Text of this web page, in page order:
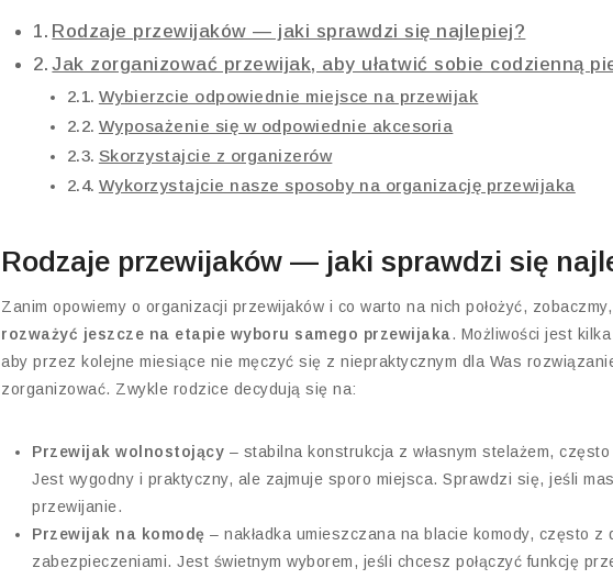
Rodzaje przewijaków — jaki sprawdzi się najlepiej?
Jak zorganizować przewijak, aby ułatwić sobie codzienną
Wybierzcie odpowiednie miejsce na przewijak
Wyposażenie się w odpowiednie akcesoria
Skorzystajcie z organizerów
Wykorzystajcie nasze sposoby na organizację przewijaka
Rodzaje przewijaków — jaki sprawdzi się
Zanim opowiemy o organizacji przewijaków i co warto na nich położyć, zobaczmy,
rozważyć jeszcze na etapie wyboru samego przewijaka. Możliwości jest
aby przez kolejne miesiące nie męczyć się z niepraktycznym dla Was
zorganizować. Zwykle rodzice decydują się na:
Przewijak wolnostojący – stabilna konstrukcja z własnym stelażem,
Jest wygodny i praktyczny, ale zajmuje sporo miejsca. Sprawdzi się, jeśli
przewijanie.
Przewijak na komodę – nakładka umieszczana na blacie komody, często z
zabezpieczeniami. Jest świetnym wyborem, jeśli chcesz połączyć funkcję